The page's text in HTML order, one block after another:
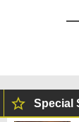
Special